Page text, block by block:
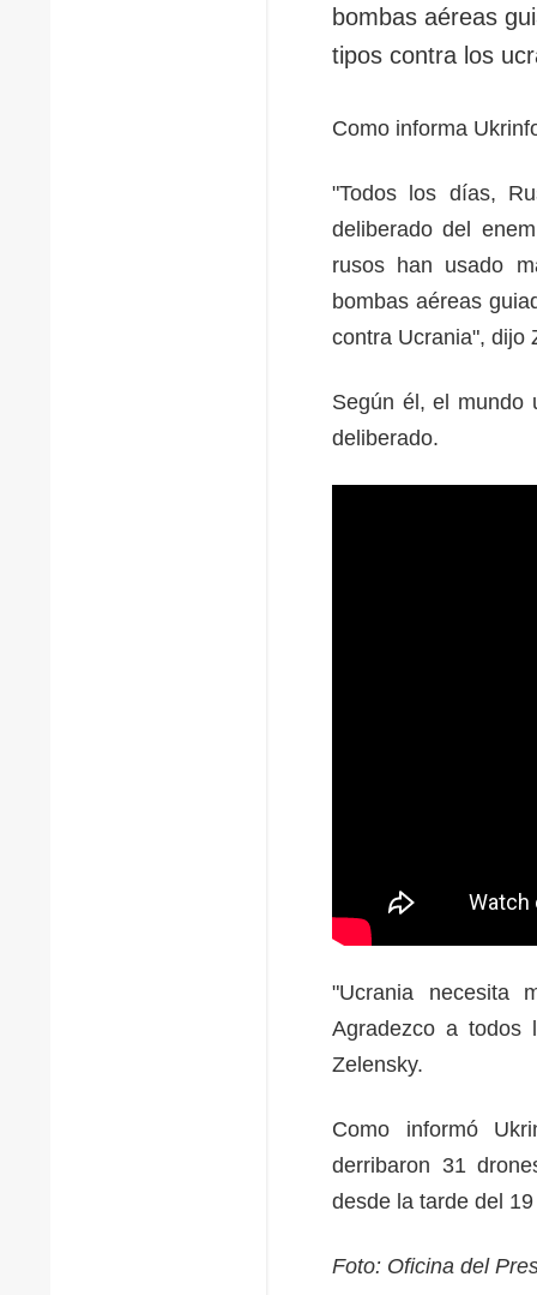
bombas aéreas
tipos contra los
Como informa
"Todos los días,
deliberado del
rusos han usado
bombas aéreas
contra Ucrania",
Según él, el mundo
deliberado.
"Ucrania necesita
Agradezco a todos
Zelensky.
Como informó
derribaron 31
desde la tarde del
Foto: Oficina del